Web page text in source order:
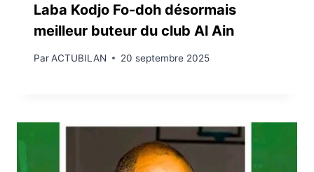
Laba Kodjo Fo-doh désormais
meilleur buteur du club Al Ain
ParACTUBILAN 20 septembre 2025